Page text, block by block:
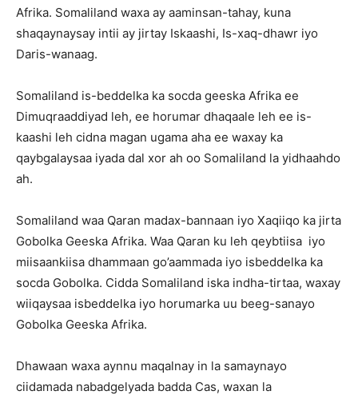
Afrika. Somaliland waxa ay aaminsan-tahay, kuna
shaqaynaysay intii ay jirtay Iskaashi, Is-xaq-dhawr iyo
Daris-wanaag.
Somaliland is-beddelka ka socda geeska Afrika ee
Dimuqraaddiyad leh, ee horumar dhaqaale leh ee is-
kaashi leh cidna magan ugama aha ee waxay ka
qaybgalaysaa iyada dal xor ah oo Somaliland la yidhaahdo
ah.
Somaliland waa Qaran madax-bannaan iyo Xaqiiqo ka jirta
Gobolka Geeska Afrika. Waa Qaran ku leh qeybtiisa iyo
miisaankiisa dhammaan go’aammada iyo isbeddelka ka
socda Gobolka. Cidda Somaliland iska indha-tirtaa, waxay
wiiqaysaa isbeddelka iyo horumarka uu beeg-sanayo
Gobolka Geeska Afrika.
Dhawaan waxa aynnu maqalnay in la samaynayo
ciidamada nabadgelyada badda Cas, waxan la